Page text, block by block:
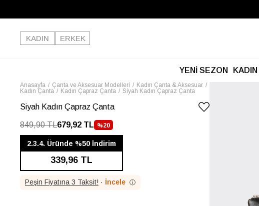
KADIN
ERKEK
YENİ SEZON KADIN
Anasayfa Çanta ve Aksesuar Modelleri
Kadın Çanta & Aksesuar
Kadın Çanta
Kadın Çapraz Çanta Siyah Kadın Çapraz Çanta
Siyah Kadın Çapraz Çanta
849,90 TL679,92 TL %20
İNDIRIM
2.3.4. Üründe %50 İndirim
339,96 TL
Peşin Fiyatına 3 Taksit! · İncele ⓘ